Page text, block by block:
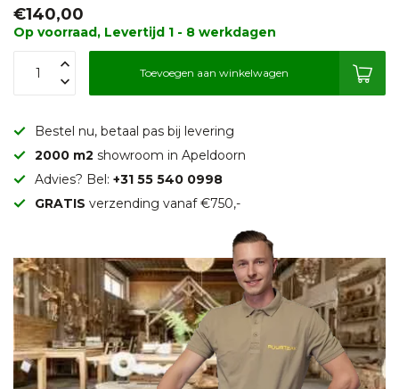
€140,00
Op voorraad, Levertijd 1 - 8 werkdagen
Toevoegen aan winkelwagen
Bestel nu, betaal pas bij levering
2000 m2 showroom in Apeldoorn
Advies? Bel: +31 55 540 0998
GRATIS verzending vanaf €750,-